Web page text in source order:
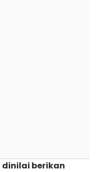
dinilai berikan